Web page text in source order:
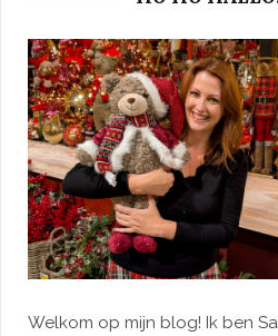
Welkom op mijn blog! Ik ben